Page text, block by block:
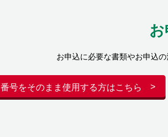
お申込に必要な書類やお申込
番号をそのまま使用する方はこちら